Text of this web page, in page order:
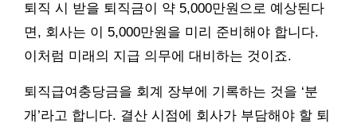
퇴직 시 받을 퇴직금이 약 5,000만원으로 예상된다
면, 회사는 이 5,000만원을 미리 준비해야 합니다.
이처럼 미래의 지급 의무에 대비하는 것이죠.
퇴직급여충당금을 회계 장부에 기록하는 것을 ‘분
개’라고 합니다. 결산 시점에 회사가 부담해야 할 퇴